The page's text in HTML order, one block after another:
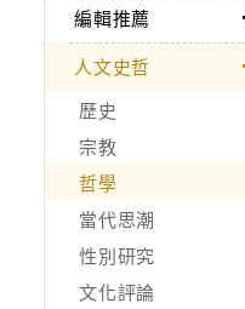
編輯推薦
人文史哲
歷史
宗教
哲學
當代思潮
性別研究
文化評論